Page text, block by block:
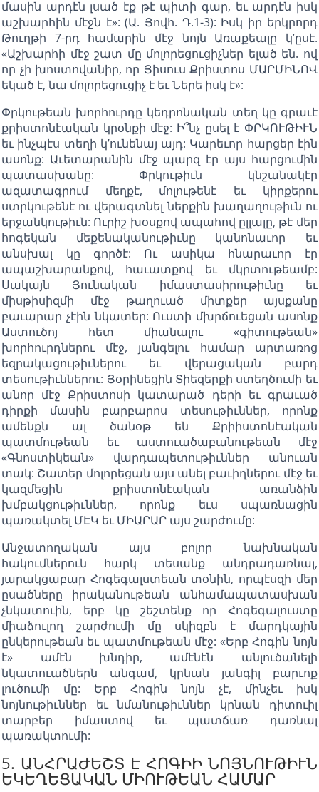
մասին արդէն լսած էք թէ պիտի գար, եւ արդէն իսկ
աշխարհին մէջն է»: (Ա. Յովհ. Դ.1-3): Իսկ իր երկրորդ
Թուղթի 7-րդ համարին մէջ նոյն Առաքեալը կ’ըսէ.
«Աշխարհի մէջ շատ մը մոլորեցուցիչներ ելած են. ով
որ չի խոստովանիր, որ Յիսուս Քրիստոս ՄԱՐՄԻՆՈՎ
եկած է, նա մոլորեցուցիչ է եւ Ներե իսկ է»:
Փրկութեան խորհուրդը կեդրոնական տեղ կը գրաւէ
քրիստոնէական կրօնքի մէջ: Ի՞նչ ըսել է ՓՐԿՈՒԹԻՒՆ
եւ ինչպէս տեղի կ’ունենայ այդ: Կարեւոր հարցեր էին
ասոնք: Աւետարանին մէջ պարզ էր այս հարցումին
պատասխանը: Փրկութիւն կնշանակէր
ազատագրում մեղքէ, մոլութենէ եւ կիրքերու
ստրկութենէ ու վերագտնել ներքին խաղաղութիւն ու
երջանկութիւն: Ուրիշ խօսքով ապահով ըլլալը, թէ մեր
հոգեկան մեքենականութիւնը կանոնաւոր եւ
անսխալ կը գործէ: Ու ասիկա հնարաւոր էր
ապաշխարանքով, հաւատքով եւ մկրտութեամբ:
Սակայն Յունական իմաստասիրութիւնը եւ
միսթիսիզմի մէջ թաղուած միտքեր այսքանը
բաւարար չէին նկատեր: Ուստի մխրճուեցան ասոնք
Աստուծոյ հետ միանալու «գիտութեան»
խորհուրդներու մէջ, յանգելու համար արտառոց
եզրակացութիւներու եւ վերացական բարդ
տեսութիւններու: Յօրինեցին Տիեզերքի ստեղծումի եւ
անոր մէջ Քրիստոսի կատարած դերի եւ գրաւած
դիրքի մասին բարբարոս տեսութիւններ, որոնք
ամենքն ալ ծանօթ են Քրիիստոնէական
պատմութեան եւ աստուածաբանութեան մէջ
«Գնոստիկեան» վարդապետութիւններ անուան
տակ: Շատեր մոլորեցան այս անել բաւիղներու մէջ եւ
կազմեցին քրիստոնէական առանձին
խմբակցութիւններ, որոնք եւս սպառնացին
պառակտել ՄԷԿ եւ ՄԻԱՐԱՐ այս շարժումը:
Անջատողական այս բոլոր նախնական
հակումներուն հարկ տեսանք անդրադառնալ,
յարակցաբար Հոգեգալստեան տօնին, որպէսզի մեր
ըսածները իրականութեան անհամապատասխան
չնկատուին, երբ կը շեշտենք որ Հոգեգալուստը
միաձուլող շարժումի մը սկիզբն է մարդկային
ընկերութեան եւ պատմութեան մէջ: «Երբ Հոգին նոյն
է» ամէն խնդիր, ամէնէն անլուծանելի
նկատուածներն անգամ, կրնան յանգիլ բարւոք
լուծումի մը: Երբ Հոգին նոյն չէ, մինչեւ իսկ
նոյնութիւններ եւ նմանութիւններ կրնան դիտուիլ
տարբեր իմաստով եւ պատճառ դառնալ
պառակտումի:
5. ԱՆՀՐԱԺԵՇՏ Է ՀՈԳԻԻ ՆՈՅՆՈՒԹԻՒՆ
ԵԿԵՂԵՑԱԿԱՆ ՄԻՈՒԹԵԱՆ ՀԱՄԱՐ